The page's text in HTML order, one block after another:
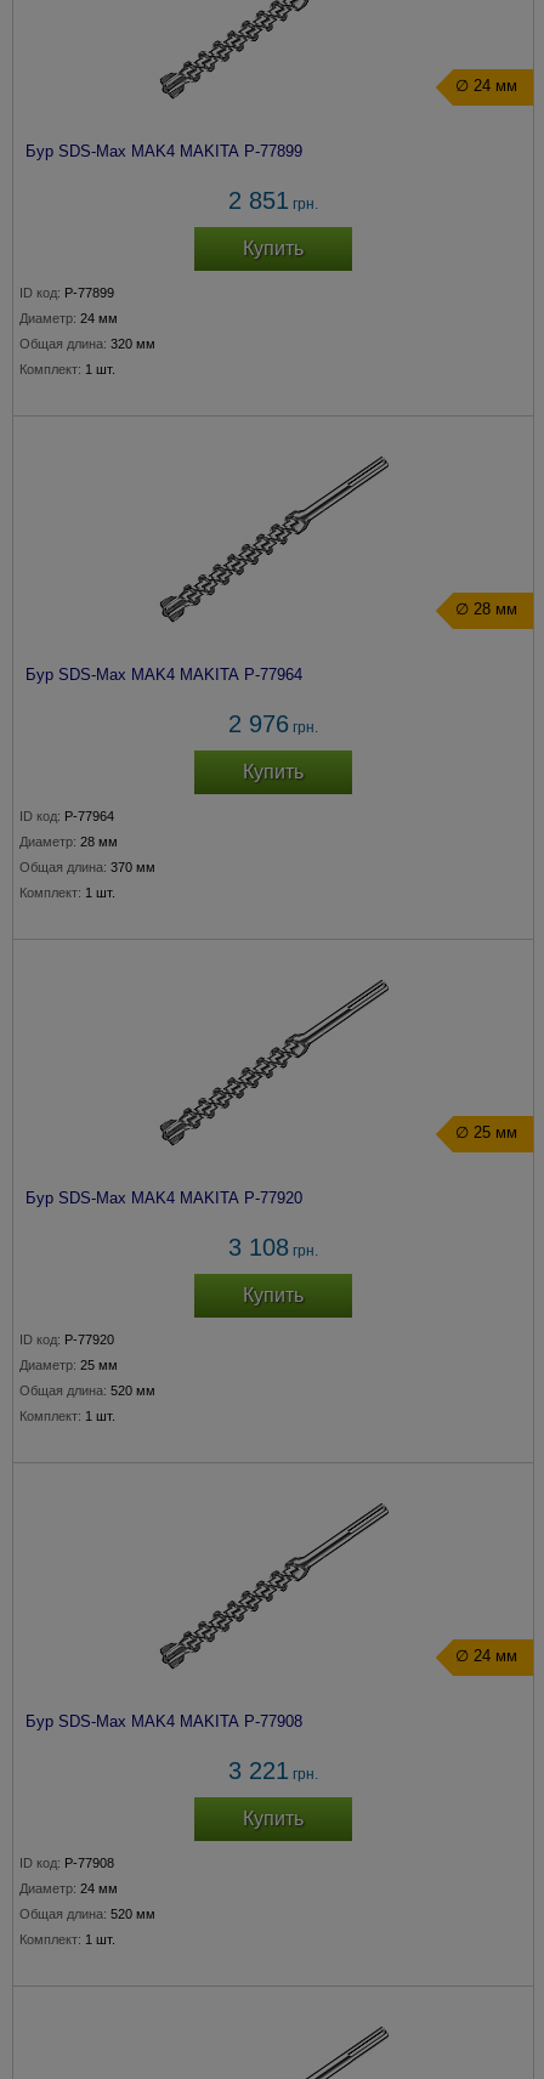
∅ 24 мм
Бур SDS-Max MAK4 MAKITA P-77899
2 851 грн.
Купить
ID код: P-77899
Диаметр: 24 мм
Общая длина: 320 мм
Комплект: 1 шт.
∅ 28 мм
Бур SDS-Max MAK4 MAKITA P-77964
2 976 грн.
Купить
ID код: P-77964
Диаметр: 28 мм
Общая длина: 370 мм
Комплект: 1 шт.
∅ 25 мм
Бур SDS-Max MAK4 MAKITA P-77920
3 108 грн.
Купить
ID код: P-77920
Диаметр: 25 мм
Общая длина: 520 мм
Комплект: 1 шт.
∅ 24 мм
Бур SDS-Max MAK4 MAKITA P-77908
3 221 грн.
Купить
ID код: P-77908
Диаметр: 24 мм
Общая длина: 520 мм
Комплект: 1 шт.